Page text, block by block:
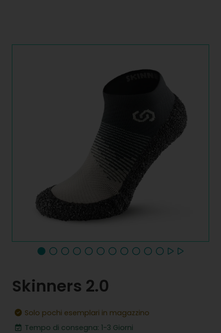
Skinners 2.0
Solo pochi esemplari in magazzino
Tempo di consegna: 1-3 Giorni